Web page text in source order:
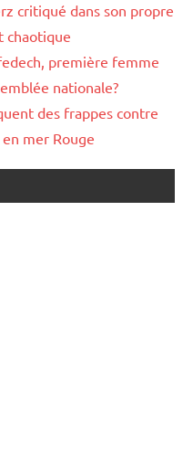
critiqué dans son propre
chaotique
première femme
nationale?
des frappes contre
mer Rouge